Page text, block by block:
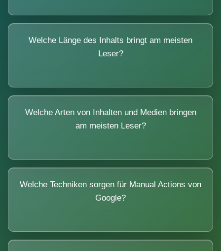
Welche Länge des Inhalts bringt am meisten
Leser?
Welche Arten von Inhalten und Medien bringen
am meisten Leser?
Welche Techniken sorgen für Manual Actions von
Google?